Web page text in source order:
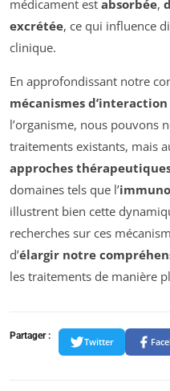
médicament est absorbée,
excrétée, ce qui influence
clinique.
En approfondissant notre
mécanismes d’interaction
l’organisme, nous pouvons
traitements existants, mais
approches
domaines tels que l’
illustrent bien cette
recherches sur ces
d’élargir notre
les traitements de manière
Partager :
Twitter